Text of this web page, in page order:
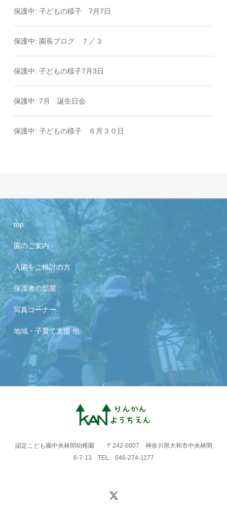
保護中: 子どもの様子 7月7日
保護中: 園長ブログ ７／３
保護中: 子どもの様子7月3日
保護中: 7月 誕生日会
保護中: 子どもの様子 ６月３０日
top
園のご案内
入園をご検討の方
保護者の部屋
写真コーナー
地域・子育て支援 他
認定こども園中央林間幼稚園 〒242-0007 神奈川県大和市中央林間
6-7-13 TEL 046-274-1177